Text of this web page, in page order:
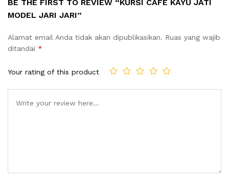
BE THE FIRST TO REVIEW “KURSI CAFE KAYU JATI
MODEL JARI JARI”
Alamat email Anda tidak akan dipublikasikan. Ruas yang wajib
ditandai *
Your rating of this product